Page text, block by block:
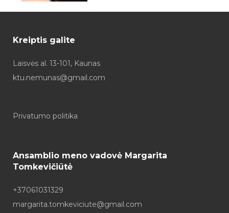
Kreiptis galite
Laisvės al. 13-101, Kaunas
ktu.nemunas@gmail.com
Privatumo politika
Ansamblio meno vadovė Margarita
Tomkevičiūtė
+37061031329
margarita.tomkeviciute@gmail.com